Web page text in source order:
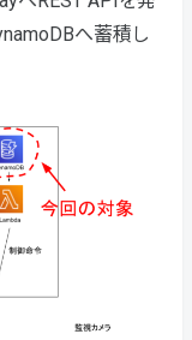
へ蓄積し